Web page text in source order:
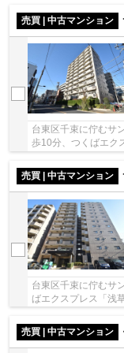
売買 | 中古マンション
台東区千束に佇むサ
歩10分、つくばエク
す。周辺には、スー
売買 | 中古マンション
台東区千束に佇むサ
ばエクスプレス「浅
売買 | 中古マンション